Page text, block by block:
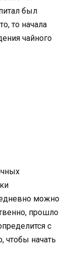
был
то начала
чайного
можно
прошло
с
чтобы начать